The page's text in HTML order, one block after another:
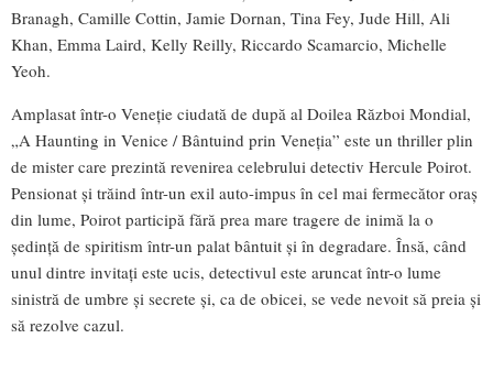
Branagh, Camille Cottin, Jamie Dornan, Tina Fey, Jude Hill, Ali
Khan, Emma Laird, Kelly Reilly, Riccardo Scamarcio, Michelle
Yeoh.
Amplasat într-o Veneție ciudată de după al Doilea Război Mondial,
„A Haunting in Venice / Bântuind prin Veneția” este un thriller plin
de mister care prezintă revenirea celebrului detectiv Hercule Poirot.
Pensionat și trăind într-un exil auto-impus în cel mai fermecător oraș
din lume, Poirot participă fără prea mare tragere de inimă la o
ședință de spiritism într-un palat bântuit și în degradare. Însă, când
unul dintre invitați este ucis, detectivul este aruncat într-o lume
sinistră de umbre și secrete şi, ca de obicei, se vede nevoit să preia şi
să rezolve cazul.